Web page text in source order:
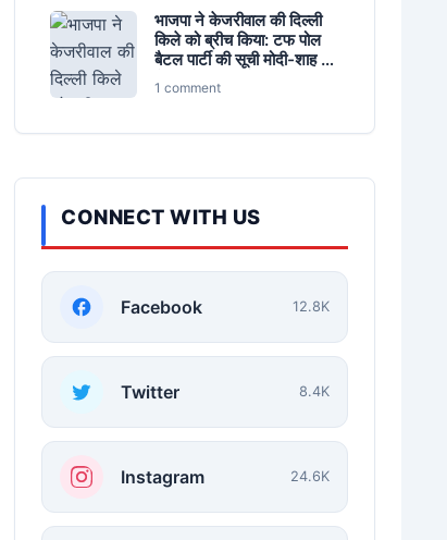
भाजपा ने केजरीवाल की दिल्ली
किले को ब्रीच किया: टफ पोल
बैटल पार्टी की सूची मोदी-शाह के
नेतृत्व में जीती गई
1 comment
CONNECT WITH US
Facebook 12.8K
Twitter 8.4K
Instagram 24.6K